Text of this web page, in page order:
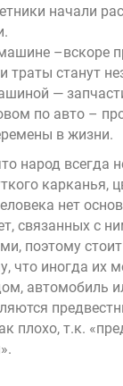
начали
–вскоре
траты станут
—
по авто –
в жизни.
народ всегда
карканья,
нет
связанных с
поэтому
что иногда их
автомобиль
плохо, т.к.